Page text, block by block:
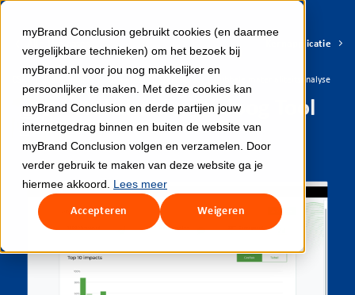
myBrand Conclusion gebruikt cookies (en daarmee
vergelijkbare technieken) om het bezoek bij
myBrand.nl voor jou nog makkelijker en
persoonlijker te maken. Met deze cookies kan
myBrand Conclusion en derde partijen jouw
internetgedrag binnen en buiten de website van
myBrand Conclusion volgen en verzamelen. Door
verder gebruik te maken van deze website ga je
hiermee akkoord. Lees meer
Accepteren Weigeren
Kernapplicatie
CSRD | Sustainability | Circulariteit | Stakeholder | Dubbele materialiteitsanalyse
Stakeholder Dialoog Tool